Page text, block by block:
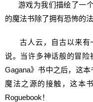
游戏为我们描绘了一个
的魔法书除了拥有恐怖的
古人云，自古以来有
说。当许多神话般的冒险
Gagana》书中之后，这
魔法之源的接触，这本
Roguebook！